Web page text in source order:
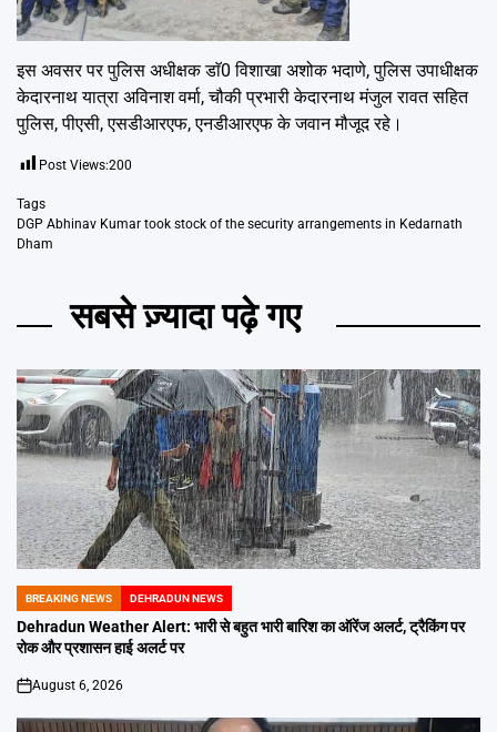
इस अवसर पर पुलिस अधीक्षक डाॅ0 विशाखा अशोक भदाणे, पुलिस उपाधीक्षक
केदारनाथ यात्रा अविनाश वर्मा, चौकी प्रभारी केदारनाथ मंजुल रावत सहित
पुलिस, पीएसी, एसडीआरएफ, एनडीआरएफ के जवान मौजूद रहे।
Post Views:200
Tags
DGP Abhinav Kumar took stock of the security arrangements in Kedarnath
Dham
सबसे ज़्यादा पढ़े गए
POSTED
IN
BREAKING NEWS DEHRADUN NEWS
Dehradun Weather Alert: भारी से बहुत भारी बारिश का ऑरेंज अलर्ट, ट्रैकिंग पर
रोक और प्रशासन हाई अलर्ट पर
on
August 6, 2026